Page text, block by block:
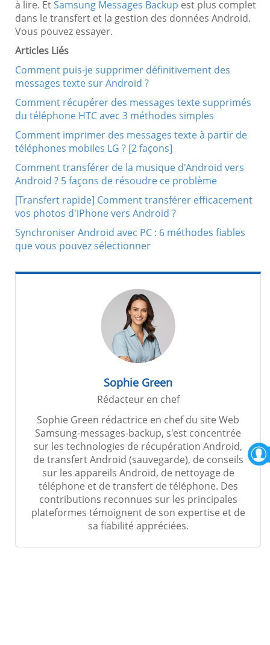
à lire. EtSamsung Messages Backup est plus complet
dans le transfert et la gestion des données Android.
Vous pouvez essayer.
Articles Liés
Comment puis-je supprimer définitivement des
messages texte sur Android ?
Comment récupérer des messages texte supprimés
du téléphone HTC avec 3 méthodes simples
Comment imprimer des messages texte à partir de
téléphones mobiles LG ? [2 façons]
Comment transférer de la musique d'Android vers
Android ? 5 façons de résoudre ce problème
[Transfert rapide] Comment transférer efficacement
vos photos d'iPhone vers Android ?
Synchroniser Android avec PC : 6 méthodes fiables
que vous pouvez sélectionner
Sophie Green
Rédacteur en chef
Sophie Green rédactrice en chef du site Web
Samsung-messages-backup, s'est concentrée
sur les technologies de récupération Android,
de transfert Android (sauvegarde), de conseils
sur les appareils Android, de nettoyage de
téléphone et de transfert de téléphone. Des
contributions reconnues sur les principales
plateformes témoignent de son expertise et de
sa fiabilité appréciées.